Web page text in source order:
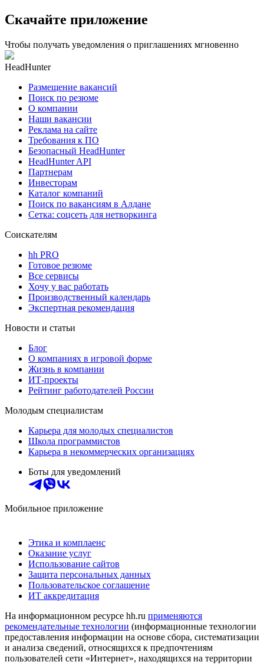
Скачайте приложение
Чтобы получать уведомления о приглашениях мгновенно
HeadHunter
Размещение вакансий
Поиск по резюме
О компании
Наши вакансии
Реклама на сайте
Требования к ПО
Безопасный HeadHunter
HeadHunter API
Партнерам
Инвесторам
Каталог компаний
Поиск по вакансиям в Алдане
Сетка: соцсеть для нетворкинга
Соискателям
hh PRO
Готовое резюме
Все сервисы
Хочу у вас работать
Производственный календарь
Экспертная рекомендация
Новости и статьи
Блог
О компаниях в игровой форме
Жизнь в компании
ИТ-проекты
Рейтинг работодателей России
Молодым специалистам
Карьера для молодых специалистов
Школа программистов
Карьера в некоммерческих организациях
Боты для уведомлений
Мобильное приложение
Этика и комплаенс
Оказание услуг
Использование сайтов
Защита персональных данных
Пользовательское соглашение
ИТ аккредитация
На информационном ресурсе hh.ru применяются
рекомендательные технологии (информационные технологии
предоставления информации на основе сбора, систематизации
и анализа сведений, относящихся к предпочтениям
пользователей сети «Интернет», находящихся на территории